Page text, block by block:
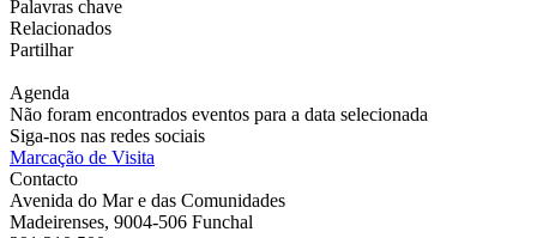
Palavras chave
Relacionados
Partilhar
Agenda
Não foram encontrados eventos para a data selecionada
Siga-nos nas redes sociais
Marcação de Visita
Contacto
Avenida do Mar e das Comunidades
Madeirenses, 9004-506 Funchal